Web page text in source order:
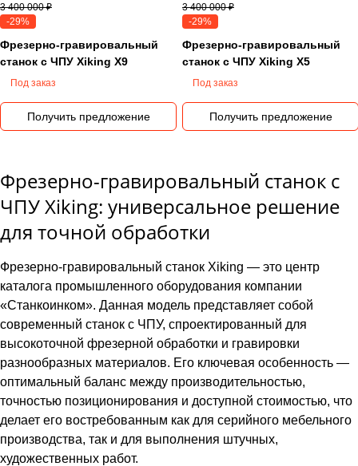
3 400 000 ₽
-29%
Фрезерно-гравировальный
станок с ЧПУ Xiking X9
Под заказ
Получить предложение
3 400 000 ₽
-29%
Фрезерно-гравировальный
станок с ЧПУ Xiking X5
Под заказ
Получить предложение
Фрезерно-гравировальный станок с
ЧПУ Xiking: универсальное решение
для точной обработки
Фрезерно-гравировальный станок Xiking — это центр
каталога промышленного оборудования компании
«Станкоинком». Данная модель представляет собой
современный станок с ЧПУ, спроектированный для
высокоточной фрезерной обработки и гравировки
разнообразных материалов. Его ключевая особенность —
оптимальный баланс между производительностью,
точностью позиционирования и доступной стоимостью, что
делает его востребованным как для серийного мебельного
производства, так и для выполнения штучных,
художественных работ.